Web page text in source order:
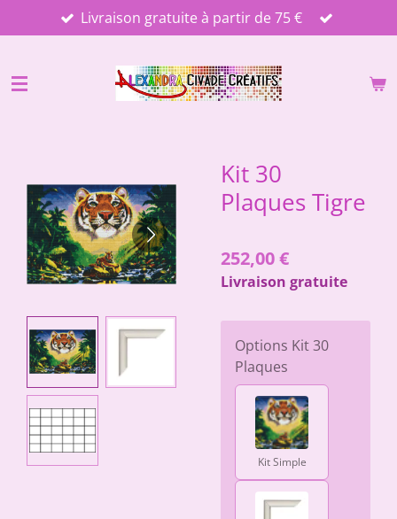
au
principal
Livraison gratuite à partir de 75 €
Kit 30
Plaques Tigre
252,00 €
Livraison gratuite
Options Kit 30
Plaques
Kit Simple